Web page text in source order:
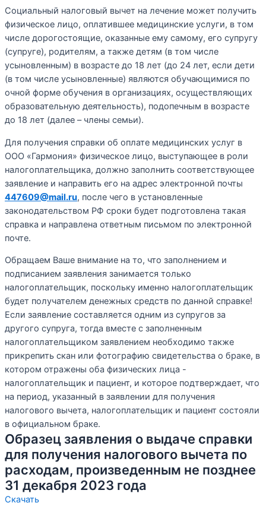
Социальный налоговый вычет на лечение может получить
физическое лицо, оплатившее медицинские услуги, в том
числе дорогостоящие, оказанные ему самому, его супругу
(супруге), родителям, а также детям (в том числе
усыновленным) в возрасте до 18 лет (до 24 лет, если дети
(в том числе усыновленные) являются обучающимися по
очной форме обучения в организациях, осуществляющих
образовательную деятельность), подопечным в возрасте
до 18 лет (далее – члены семьи).
Для получения справки об оплате медицинских услуг в
ООО «Гармония» физическое лицо, выступающее в роли
налогоплательщика, должно заполнить соответствующее
заявление и направить его на адрес электронной почты
447609@mail.ru, после чего в установленные
законодательством РФ сроки будет подготовлена такая
справка и направлена ответным письмом по электронной
почте.
Обращаем Ваше внимание на то, что заполнением и
подписанием заявления занимается только
налогоплательщик, поскольку именно налогоплательщик
будет получателем денежных средств по данной справке!
Если заявление составляется одним из супругов за
другого супруга, тогда вместе с заполненным
налогоплательщиком заявлением необходимо также
прикрепить скан или фотографию свидетельства о браке, в
котором отражены оба физических лица -
налогоплательщик и пациент, и которое подтверждает, что
на период, указанный в заявлении для получения
налогового вычета, налогоплательщик и пациент состояли
в официальном браке.
Образец заявления о выдаче справки
для получения налогового вычета по
расходам, произведенным не позднее
31 декабря 2023 года
Скачать